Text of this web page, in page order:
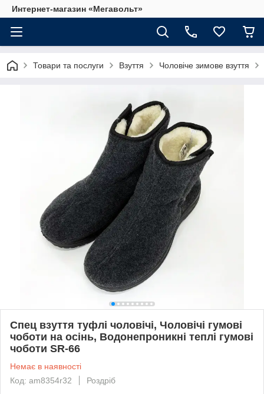
Интернет-магазин «Мегавольт»
Товари та послуги Взуття Чоловіче зимове взуття
Спец взуття туфлі чоловічі, Чоловічі гумові
чоботи на осінь, Водонепроникні теплі гумові
чоботи SR-66
Немає в наявності
Код: am8354r32
Роздріб